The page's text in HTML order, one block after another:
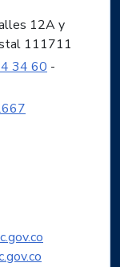
12A y
111711
34 60 -